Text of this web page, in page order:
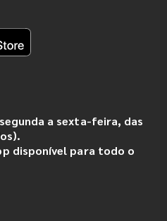
a sexta-feira, das
disponível para todo o